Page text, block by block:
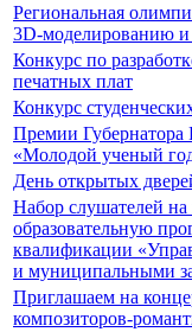
Региональная
3D-моделированию
Конкурс по
печатных плат
Конкурс
Премии Губернатора
«Молодой ученый
День открытых
Набор слушателей
образовательную
квалификации
и муниципальными
Приглашаем на
композиторов-